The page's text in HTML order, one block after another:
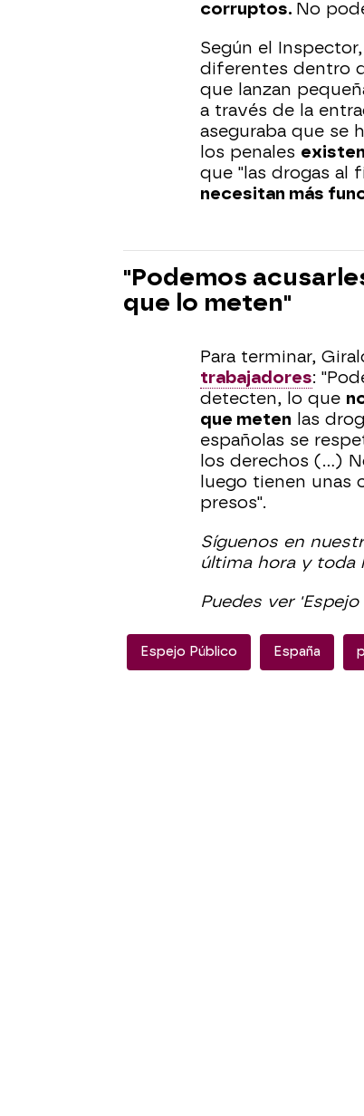
corruptos. No
Según el
diferentes dentro
que lanzan
a través de la
aseguraba que se
los penales
que "las drogas al
necesitan más
"Podemos
que lo meten"
Para terminar,
trabajadores:
detecten, lo que
que meten las
españolas se
los derechos (…)
luego tienen unas
presos".
Síguenos en
última hora y toda
Puedes ver
Espejo Público España